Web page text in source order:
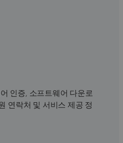
인증, 소프트웨어 다운로
연락처 및 서비스 제공 정